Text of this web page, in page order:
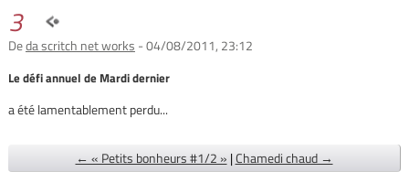
3
Deda scritch net works - 04/08/2011, 23:12
Le défi annuel de Mardi dernier
a été lamentablement perdu...
← « Petits bonheurs #1/2 » |Chamedi chaud →